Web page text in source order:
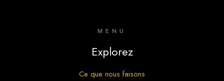
MENU
Explorez
Ce que nous faisons